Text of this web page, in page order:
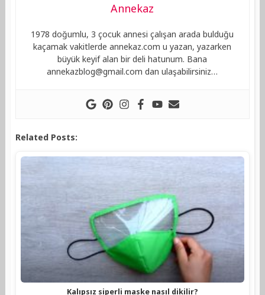
Annekaz
1978 doğumlu, 3 çocuk annesi çalışan arada bulduğu
kaçamak vakitlerde annekaz.com u yazan, yazarken
büyük keyif alan bir deli hatunum. Bana
annekazblog@gmail.com dan ulaşabilirsiniz…
Related Posts:
Kalıpsız siperli maske nasıl dikilir?